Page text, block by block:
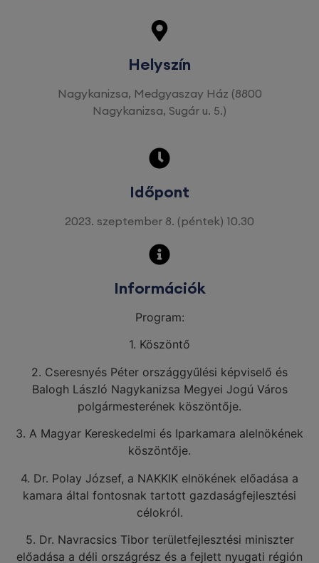
Helyszín
Nagykanizsa, Medgyaszay Ház (8800
Nagykanizsa, Sugár u. 5.)
Időpont
2023. szeptember 8. (péntek) 10.30
Információk
Program:
1. Köszöntő
2. Cseresnyés Péter országgyűlési képviselő és
Balogh László Nagykanizsa Megyei Jogú Város
polgármesterének köszöntője.
3. A Magyar Kereskedelmi és Iparkamara alelnökének
köszöntője.
4. Dr. Polay József, a NAKKIK elnökének előadása a
kamara által fontosnak tartott gazdaságfejlesztési
célokról.
5. Dr. Navracsics Tibor területfejlesztési miniszter
előadása a déli országrész és a fejlett nyugati régión